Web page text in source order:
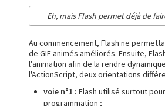
Eh, mais Flash permet déjà de
Au commencement, Flash ne
de GIF animés améliorés. Ensuite,
l'animation afin de la rendre
l'ActionScript, deux orientations
voie n°1 : Flash utilisé surtout
programmation ;